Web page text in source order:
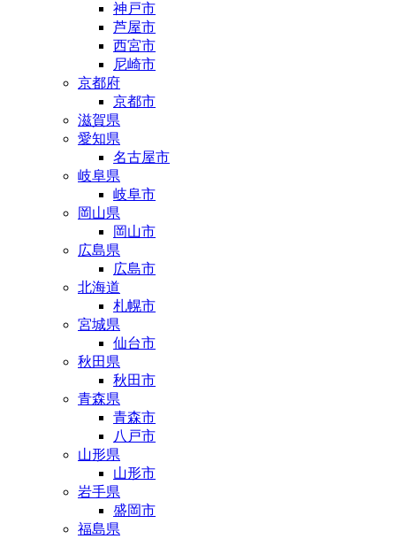
神戸市
芦屋市
西宮市
尼崎市
京都府
京都市
滋賀県
愛知県
名古屋市
岐阜県
岐阜市
岡山県
岡山市
広島県
広島市
北海道
札幌市
宮城県
仙台市
秋田県
秋田市
青森県
青森市
八戸市
山形県
山形市
岩手県
盛岡市
福島県